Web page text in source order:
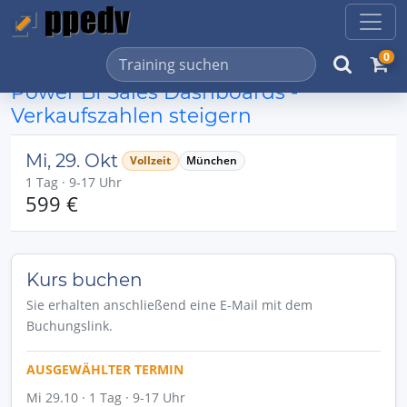
0
Power BI Sales Dashboards -
Verkaufszahlen steigern
Mi, 29. Okt Vollzeit München
1 Tag · 9-17 Uhr
599 €
Kurs buchen
Sie erhalten anschließend eine E-Mail mit dem
Buchungslink.
AUSGEWÄHLTER TERMIN
Mi 29.10 · 1 Tag · 9-17 Uhr